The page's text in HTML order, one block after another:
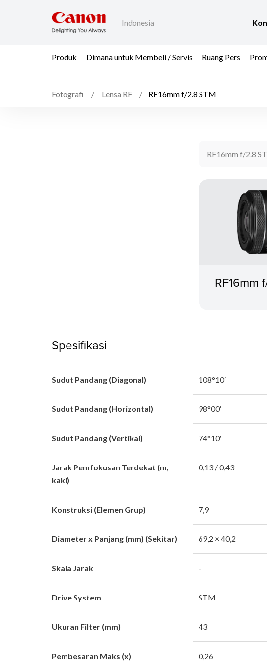
Indonesia
Produk Dimana untuk Membeli / Servis Ruang Pers
Fotografi Lensa RF RF16mm f/2.8 STM
RF16mm f/2.8
RF16mm
Spesifikasi
Sudut Pandang (Diagonal) 108°10′
Sudut Pandang (Horizontal) 98°00′
Sudut Pandang (Vertikal) 74°10′
Jarak Pemfokusan Terdekat (m,
kaki)
0,13 / 0,43
Konstruksi (Elemen Grup) 7,9
Diameter x Panjang (mm) (Sekitar) 69,2 × 40,2
Skala Jarak -
Drive System STM
Ukuran Filter (mm) 43
Pembesaran Maks (x) 0,26